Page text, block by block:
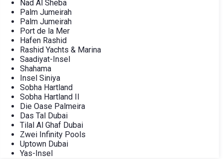
Nad Al Sheba
Palm Jumeirah
Palm Jumeirah
Port de la Mer
Hafen Rashid
Rashid Yachts & Marina
Saadiyat-Insel
Shahama
Insel Siniya
Sobha Hartland
Sobha Hartland II
Die Oase Palmeira
Das Tal Dubai
Tilal Al Ghaf Dubai
Zwei Infinity Pools
Uptown Dubai
Yas-Insel